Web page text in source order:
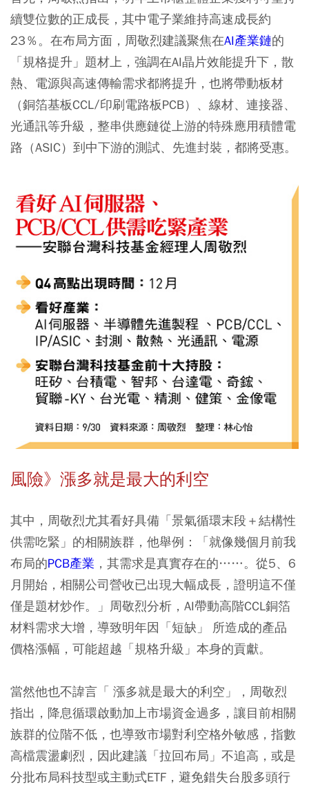
續雙位數的正成長，其中電子業維持高速成長約
23％。在布局方面，周敬烈建議聚焦在AI產業鏈的
「規格提升」題材上，強調在AI晶片效能提升下，散
熱、電源與高速傳輸需求都將提升，也將帶動板材
（銅箔基板CCL∕印刷電路板PCB）、線材、連接器、
光通訊等升級，整串供應鏈從上游的特殊應用積體電
路（ASIC）到中下游的測試、先進封裝，都將受惠。
風險》漲多就是最大的利空
其中，周敬烈尤其看好具備「景氣循環末段＋結構性
供需吃緊」的相關族群，他舉例：「就像幾個月前我
布局的PCB產業 ，其需求是真實存在的……。從5、6
月開始，相關公司營收已出現大幅成長，證明這不僅
僅是題材炒作。」周敬烈分析，AI帶動高階CCL銅箔
材料需求大增，導致明年因「短缺」 所造成的產品
價格漲幅，可能超越「規格升級」本身的貢獻。
當然他也不諱言「 漲多就是最大的利空」，周敬烈
指出，降息循環啟動加上市場資金過多，讓目前相關
族群的位階不低，也導致市場對利空格外敏感，指數
高檔震盪劇烈，因此建議「拉回布局」不追高，或是
分批布局科技型或主動式ETF，避免錯失台股多頭行